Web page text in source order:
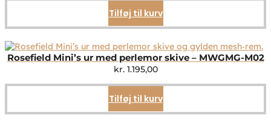
Tilføj til kurv
Rosefield Mini’s ur med perlemor skive – MWGMG-M02
kr.1.195,00
Tilføj til kurv